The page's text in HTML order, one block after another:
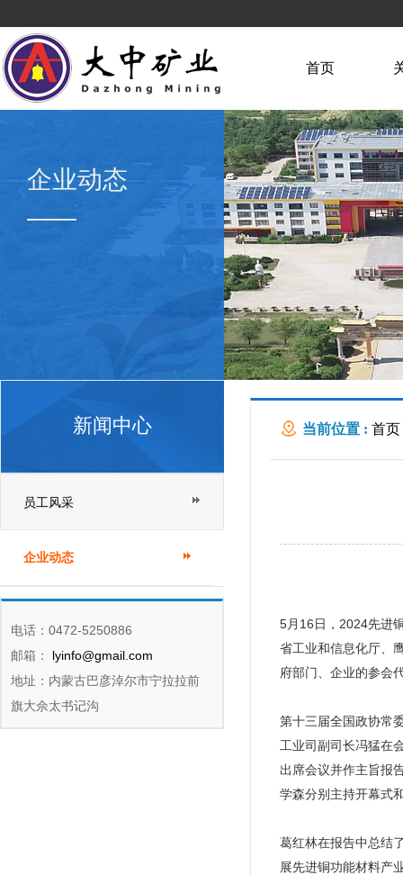
首页
企业动态
新闻中心
员工风采
企业动态
电话：0472-5250886
邮箱：
lyinfo@gmail.com
地址：内蒙古巴彦淖尔市宁拉拉前
旗大佘太书记沟
当前位置 : 首页
5月16日，2024先进
省工业和信息化厅、
府部门、企业的参会
第十三届全国政协常
工业司副司长冯猛在
出席会议并作主旨报
学森分别主持开幕式
葛红林在报告中总结
展先进铜功能材料产